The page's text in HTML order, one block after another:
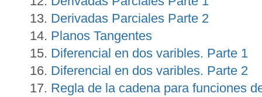
Derivadas Parciales Parte 2
Planos Tangentes
Diferencial en dos varibles. Parte 1
Diferencial en dos varibles. Parte 2
Regla de la cadena para funciones